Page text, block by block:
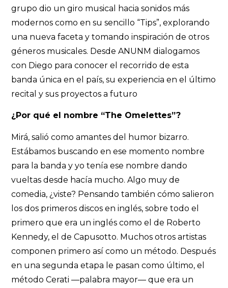
grupo dio un giro musical hacia sonidos más
modernos como en su sencillo “Tips”, explorando
una nueva faceta y tomando inspiración de otros
géneros musicales. Desde ANUNM dialogamos
con Diego para conocer el recorrido de esta
banda única en el país, su experiencia en el último
recital y sus proyectos a futuro
¿Por qué el nombre “The Omelettes”?
Mirá, salió como amantes del humor bizarro.
Estábamos buscando en ese momento nombre
para la banda y yo tenía ese nombre dando
vueltas desde hacía mucho. Algo muy de
comedia, ¿viste? Pensando también cómo salieron
los dos primeros discos en inglés, sobre todo el
primero que era un inglés como el de Roberto
Kennedy, el de Capusotto. Muchos otros artistas
componen primero así como un método. Después
en una segunda etapa le pasan como último, el
método Cerati —palabra mayor— que era un